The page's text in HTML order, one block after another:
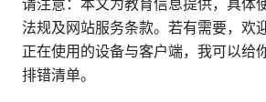
请注意：本文为教育信息提供，具体
法规及网站服务条款。若有需要，欢
正在使用的设备与客户端，我可以给
排错清单。